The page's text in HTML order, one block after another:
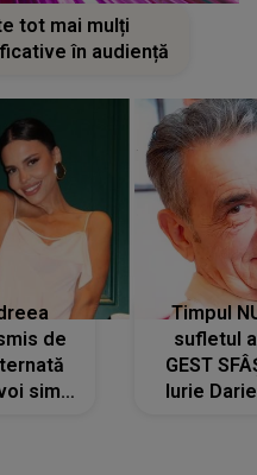
tot mai mulți
în audiență
de
simți
Timpul
sufletul
GEST
Iurie